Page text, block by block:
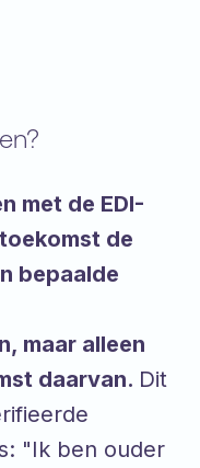
met de EDI-
de
bepaalde
maar alleen
daarvan. Dit
"Ik ben ouder